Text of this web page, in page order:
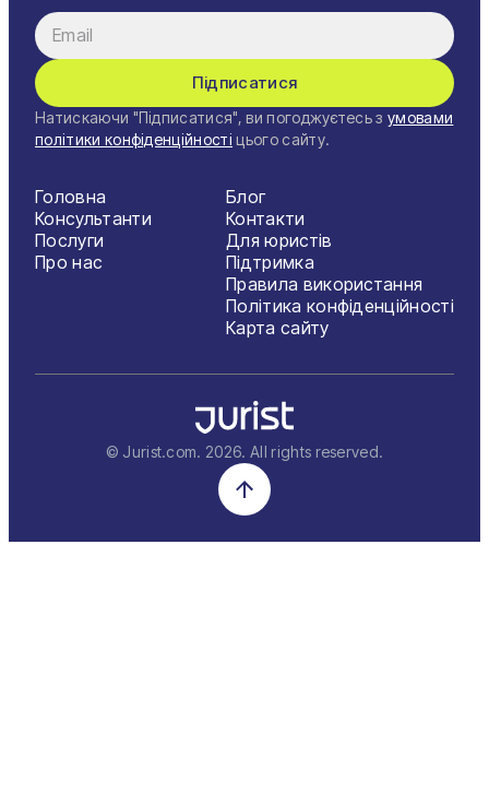
Підписатися
Натискаючи "Підписатися", ви погоджуєтесь з умовами
політики конфіденційності цього сайту.
Головна
Консультанти
Послуги
Про нас
Блог
Контакти
Для юристів
Підтримка
Правила використання
Політика конфіденційності
Карта сайту
© Jurist.com. 2026. All rights reserved.